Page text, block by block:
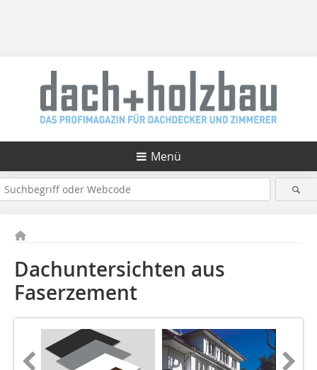
Menü
Dachuntersichten aus
Faserzement